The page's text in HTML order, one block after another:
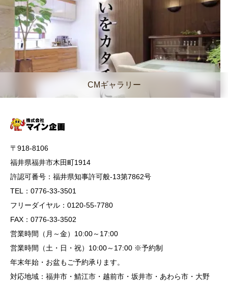
CMギャラリー
〒918-8106
福井県福井市木田町1914
許認可番号：福井県知事許可般-13第7862号
TEL：0776-33-3501
フリーダイヤル：0120-55-7780
FAX：0776-33-3502
営業時間（月～金）10:00～17:00
営業時間（土・日・祝）10:00～17:00 ※予約制
年末年始・お盆もご予約承ります。
対応地域：福井市・鯖江市・越前市・坂井市・あわら市・大野